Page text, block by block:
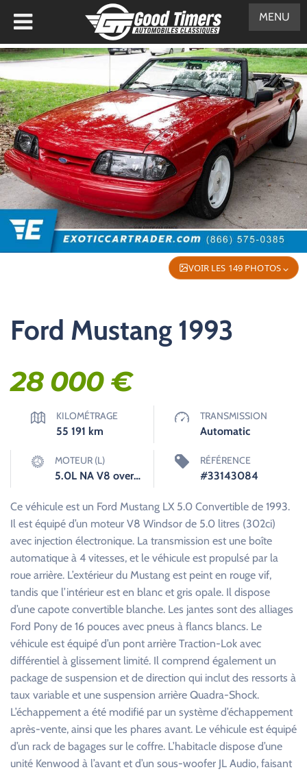
VOIR LES 149 PHOTOS
Ford Mustang 1993
28 000€
KILOMÉTRAGE
55 191 km
TRANSMISSION
Automatic
MOTEUR (L)
5.0L NA V8 overhead valves (OHV) 16V
RÉFÉRENCE
#33143084
Ce véhicule est un Ford Mustang LX 5.0 Convertible de 1993.
Il est équipé d’un moteur V8 Windsor de 5.0 litres (302ci)
avec injection électronique. La transmission est une boîte
automatique à 4 vitesses, et le véhicule est propulsé par la
roue arrière. L’extérieur du Mustang est peint en rouge vif,
tandis que l’intérieur est en blanc et gris opale. Il dispose
d’une capote convertible blanche. Les jantes sont des alliages
Ford Pony de 16 pouces avec pneus à flancs blancs. Le
véhicule est équipé d’un pont arrière Traction-Lok avec
différentiel à glissement limité. Il comprend également un
package de suspension et de direction qui inclut des ressorts à
taux variable et une suspension arrière Quadra-Shock.
L’échappement a été modifié par un système d’échappement
après-vente, ainsi que les phares avant. Le véhicule est équipé
d’un rack de bagages sur le coffre. L’habitacle dispose d’une
unité Kenwood à l’avant et d’un sous-woofer JL Audio, faisant
MENU